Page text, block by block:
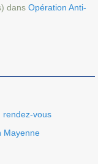
dans Opération Anti-
rendez-vous
Mayenne